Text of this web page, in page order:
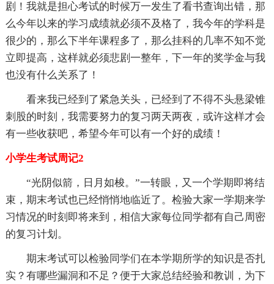
剧！我就是担心考试的时候万一发生了看书查询出错，那
么今年以来的学习成绩就必须不及格了，我今年的学科是
很少的，那么下半年课程多了，那么挂科的几率不知不觉
立即提高，这样就必须悲剧一整年，下一年的奖学金与我
也没有什么关系了！
看来我已经到了紧急关头，已经到了不得不头悬梁锥
刺股的时刻，我需要努力的复习两天两夜，或许这样才会
有一些收获吧，希望今年可以有一个好的成绩！
小学生考试周记2
“光阴似箭，日月如梭。”一转眼，又一个学期即将结
束，期末考试也已经悄悄地临近了。检验大家一学期来学
习情况的时刻即将来到，相信大家每位同学都有自己周密
的复习计划。
期末考试可以检验同学们在本学期所学的知识是否扎
实？有哪些漏洞和不足？便于大家总结经验和教训，为下